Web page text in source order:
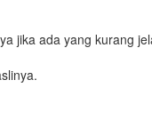
jika ada yang kurang